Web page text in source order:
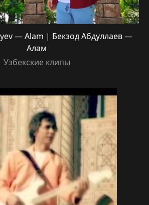
— Alam | Бекзод Абдуллаев —
Алам
Узбекские клипы